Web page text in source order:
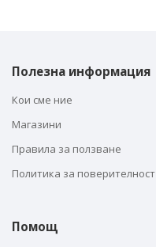
Полезна информация
Кои сме ние
Магазини
Правила за ползване
Политика за поверителност
Помощ